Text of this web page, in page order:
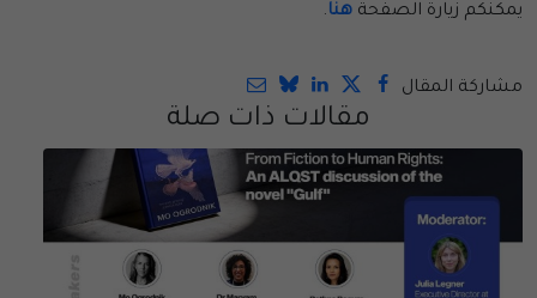
يمكنكم زيارة الصفحة هنا.
مشاركة المقال
مقالات ذات صلة